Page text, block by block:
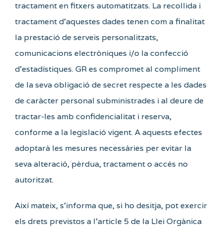
tractament en fitxers automatitzats. La recollida i
tractament d’aquestes dades tenen com a finalitat
la prestació de serveis personalitzats,
comunicacions electròniques i/o la confecció
d’estadístiques. GR es compromet al compliment
de la seva obligació de secret respecte a les dades
de caràcter personal subministrades i al deure de
tractar-les amb confidencialitat i reserva,
conforme a la legislació vigent. A aquests efectes
adoptarà les mesures necessàries per evitar la
seva alteració, pèrdua, tractament o accés no
autoritzat.
Així mateix, s’informa que, si ho desitja, pot exercir
els drets previstos a l’article 5 de la Llei Orgànica